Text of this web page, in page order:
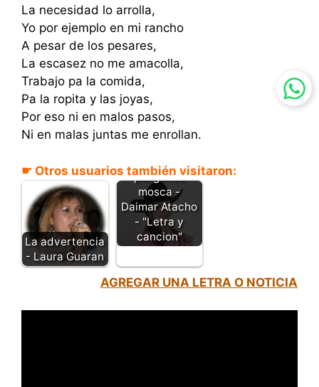
La necesidad lo arrolla,
Yo por ejemplo en mi rancho
A pesar de los pesares,
La escasez no me amacolla,
Trabajo pa la comida,
Pa la ropita y las joyas,
Por eso ni en malos pasos,
Ni en malas juntas me enrollan.
☛ Otros usuarios también visitaron:
La advertencia
- Laura Guaran
Mujeres
ponganse
mosca -
Daimar Atacho
- "Letra y
cancion"
AGREGAR UNA LETRA O NOTICIA